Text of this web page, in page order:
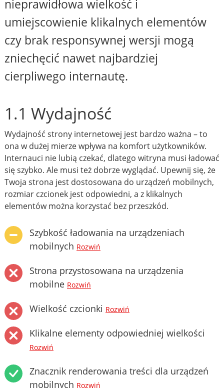
nieprawidłowa wielkość i
umiejscowienie klikalnych elementów
czy brak responsywnej wersji mogą
zniechęcić nawet najbardziej
cierpliwego internautę.
1.1 Wydajność
Wydajność strony internetowej jest bardzo ważna – to
ona w dużej mierze wpływa na komfort użytkowników.
Internauci nie lubią czekać, dlatego witryna musi ładować
się szybko. Ale musi też dobrze wyglądać. Upewnij się, że
Twoja strona jest dostosowana do urządzeń mobilnych,
rozmiar czcionek jest odpowiedni, a z klikalnych
elementów można korzystać bez przeszkód.
Szybkość ładowania na urządzeniach
mobilnych Rozwiń
Strona przystosowana na urządzenia
mobilne Rozwiń
Wielkość czcionki Rozwiń
Klikalne elementy odpowiedniej wielkości
Rozwiń
Znacznik renderowania treści dla urządzeń
mobilnych Rozwiń